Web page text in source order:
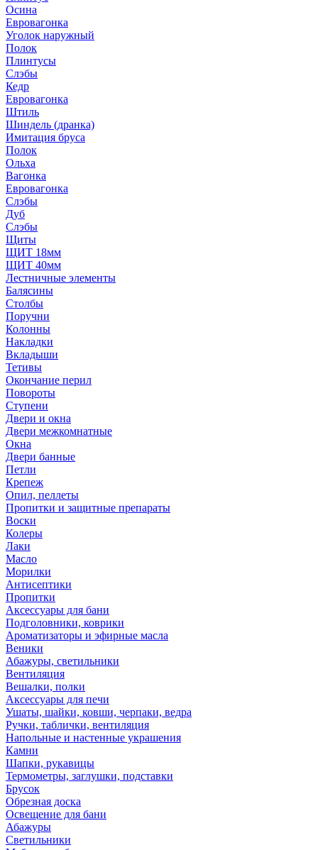
Осина
Евровагонка
Уголок наружный
Полок
Плинтусы
Слэбы
Кедр
Евровагонка
Штиль
Шиндель (дранка)
Имитация бруса
Полок
Ольха
Вагонка
Евровагонка
Слэбы
Дуб
Слэбы
Щиты
ЩИТ 18мм
ЩИТ 40мм
Лестничные элементы
Балясины
Столбы
Поручни
Колонны
Накладки
Вкладыши
Тетивы
Окончание перил
Повороты
Ступени
Двери и окна
Двери межкомнатные
Окна
Двери банные
Петли
Крепеж
Опил, пеллеты
Пропитки и защитные препараты
Воски
Колеры
Лаки
Масло
Морилки
Антисептики
Пропитки
Аксессуары для бани
Подголовники, коврики
Ароматизаторы и эфирные масла
Веники
Абажуры, светильники
Вентиляция
Вешалки, полки
Аксессуары для печи
Ушаты, шайки, ковши, черпаки, ведра
Ручки, таблички, вентиляция
Напольные и настенные украшения
Камни
Шапки, рукавицы
Термометры, заглушки, подставки
Брусок
Обрезная доска
Освещение для бани
Абажуры
Светильники